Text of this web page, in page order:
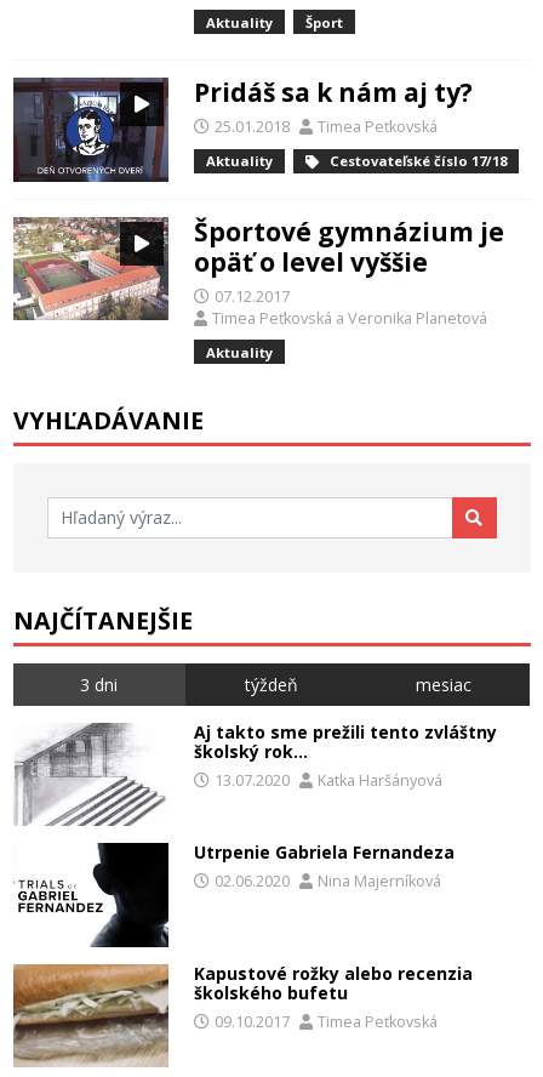
Aktuality Šport
Pridáš sa k nám aj ty?
25.01.2018 Timea Peťkovská
Aktuality Cestovateľské číslo 17/18
Športové gymnázium je
opäť o level vyššie
07.12.2017
Timea Peťkovská a Veronika Planetová
Aktuality
VYHĽADÁVANIE
Hľadať:
NAJČÍTANEJŠIE
3 dni týždeň mesiac
Aj takto sme prežili tento zvláštny
školský rok…
13.07.2020 Katka Haršányová
Utrpenie Gabriela Fernandeza
02.06.2020 Nina Majerníková
Kapustové rožky alebo recenzia
školského bufetu
09.10.2017 Timea Peťkovská